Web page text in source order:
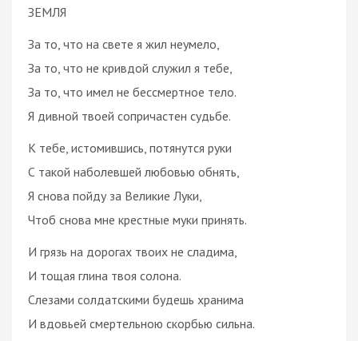
ЗЕМЛЯ
За то, что на свете я жил неумело,
За то, что не кривдой служил я тебе,
За то, что имел не бессмертное тело.
Я дивной твоей сопричастен судьбе.
К тебе, истомившись, потянутся руки
С такой наболевшей любовью обнять,
Я снова пойду за Великие Луки,
Чтоб снова мне крестные муки принять.
И грязь на дорогах твоих не сладима,
И тощая глина твоя солона.
Слезами солдатскими будешь хранима
И вдовьей смертельною скорбью сильна.